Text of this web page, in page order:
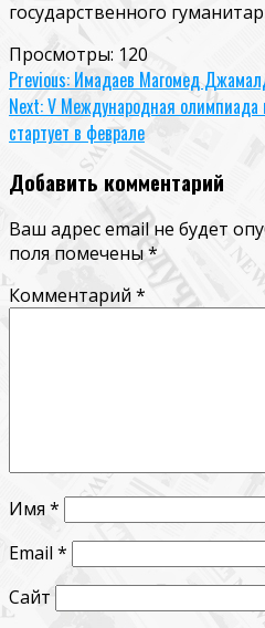
государственного
Просмотры: 120
Continue
Reading
Previous: Имадаев Магомед
Next:V Международная олимпиада
стартует в феврале
Добавить комментарий
Ваш адрес email не будет
поля помечены*
Комментарий *
Имя*
Email*
Сайт